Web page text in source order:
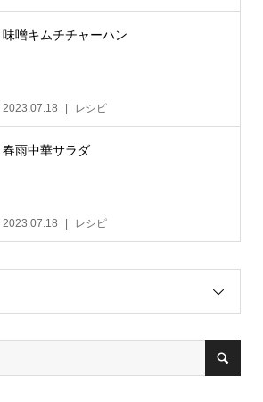
味噌キムチチャーハン
2023.07.18 レシピ
春雨中華サラダ
2023.07.18 レシピ